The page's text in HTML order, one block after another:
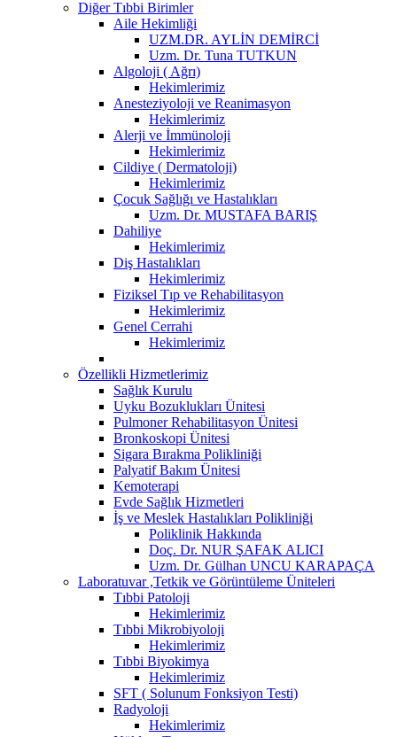
Diğer Tıbbi Birimler
Aile Hekimliği
UZM.DR. AYLİN DEMİRCİ
Uzm. Dr. Tuna TUTKUN
Algoloji ( Ağrı)
Hekimlerimiz
Anesteziyoloji ve Reanimasyon
Hekimlerimiz
Alerji ve İmmünoloji
Hekimlerimiz
Cildiye ( Dermatoloji)
Hekimlerimiz
Çocuk Sağlığı ve Hastalıkları
Uzm. Dr. MUSTAFA BARIŞ
Dahiliye
Hekimlerimiz
Diş Hastalıkları
Hekimlerimiz
Fiziksel Tıp ve Rehabilitasyon
Hekimlerimiz
Genel Cerrahi
Hekimlerimiz
Özellikli Hizmetlerimiz
Sağlık Kurulu
Uyku Bozuklukları Ünitesi
Pulmoner Rehabilitasyon Ünitesi
Bronkoskopi Ünitesi
Sigara Bırakma Polikliniği
Palyatif Bakım Ünitesi
Kemoterapi
Evde Sağlık Hizmetleri
İş ve Meslek Hastalıkları Polikliniği
Poliklinik Hakkında
Doç. Dr. NUR ŞAFAK ALICI
Uzm. Dr. Gülhan UNCU KARAPAÇA
Laboratuvar ,Tetkik ve Görüntüleme Üniteleri
Tıbbi Patoloji
Hekimlerimiz
Tıbbi Mikrobiyoloji
Hekimlerimiz
Tıbbi Biyokimya
Hekimlerimiz
SFT ( Solunum Fonksiyon Testi)
Radyoloji
Hekimlerimiz